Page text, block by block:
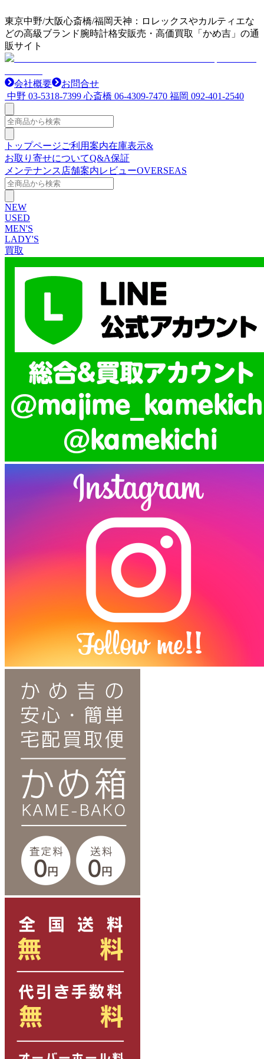
東京中野/大阪心斎橋/福岡天神：ロレックスやカルティエな
どの高級ブランド腕時計格安販売・高価買取「かめ吉」の通
販サイト
会社概要
お問合せ
中野 03-5318-7399 心斎橋 06-4309-7470 福岡 092-401-2540
トップページご利用案内在庫表示&
お取り寄せについてQ&A保証
メンテナンス 店舗案内レビューOVERSEAS
NEW
USED
MEN'S
LADY'S
買取